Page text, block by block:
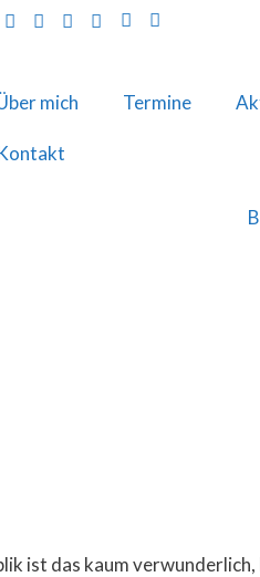
mich Termine
ist das kaum